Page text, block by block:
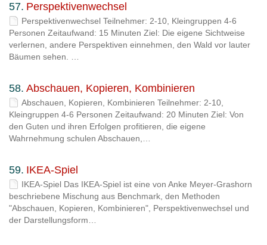
57. Perspektivenwechsel
Perspektivenwechsel Teilnehmer: 2-10, Kleingruppen 4-6
Personen Zeitaufwand: 15 Minuten Ziel: Die eigene Sichtweise
verlernen, andere Perspektiven einnehmen, den Wald vor lauter
Bäumen sehen. …
58. Abschauen, Kopieren, Kombinieren
Abschauen, Kopieren, Kombinieren Teilnehmer: 2-10,
Kleingruppen 4-6 Personen Zeitaufwand: 20 Minuten Ziel: Von
den Guten und ihren Erfolgen profitieren, die eigene
Wahrnehmung schulen Abschauen,…
59. IKEA-Spiel
IKEA-Spiel Das IKEA-Spiel ist eine von Anke Meyer-Grashorn
beschriebene Mischung aus Benchmark, den Methoden
"Abschauen, Kopieren, Kombinieren", Perspektivenwechsel und
der Darstellungsform…